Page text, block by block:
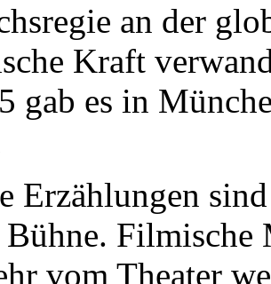
an der
Kraft
gab es in
Erzählungen
Bühne. Filmische
vom Theater